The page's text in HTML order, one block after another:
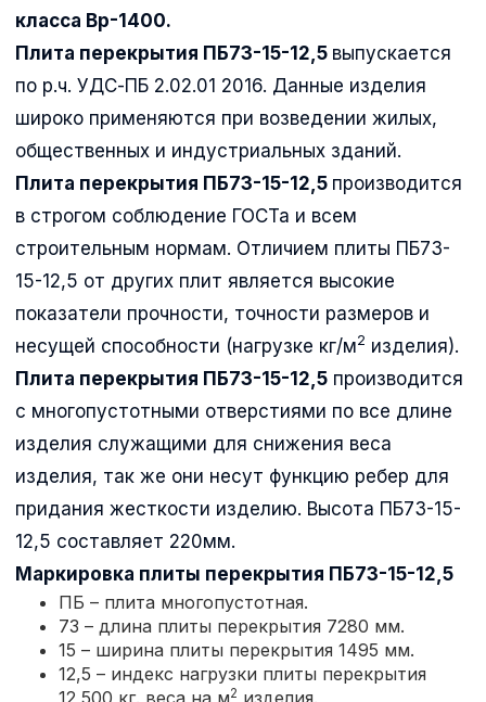
класса Вр-1400.
Плита перекрытия ПБ73-15-12,5 выпускается
по р.ч. УДС-ПБ 2.02.01 2016. Данные изделия
широко применяются при возведении жилых,
общественных и индустриальных зданий.
Плита перекрытия ПБ73-15-12,5 производится
в строгом соблюдение ГОСТа и всем
строительным нормам. Отличием плиты ПБ73-
15-12,5 от других плит является высокие
показатели прочности, точности размеров и
несущей способности (нагрузке кг/м2 изделия).
Плита перекрытия ПБ73-15-12,5 производится
с многопустотными отверстиями по все длине
изделия служащими для снижения веса
изделия, так же они несут функцию ребер для
придания жесткости изделию. Высота ПБ73-15-
12,5 составляет 220мм.
Маркировка плиты перекрытия ПБ73-15-12,5
ПБ – плита многопустотная.
73 – длина плиты перекрытия 7280 мм.
15 – ширина плиты перекрытия 1495 мм.
12,5 – индекс нагрузки плиты перекрытия
12,500 кг. веса на м2 изделия.